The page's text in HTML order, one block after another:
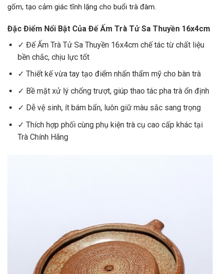
gốm, tạo cảm giác tĩnh lặng cho buổi trà đàm.
Đặc Điểm Nổi Bật Của Đế Ấm Trà Tử Sa Thuyền 16x4cm
✓ Đế Ấm Trà Tử Sa Thuyền 16x4cm chế tác từ chất liệu
bền chắc, chịu lực tốt
✓ Thiết kế vừa tay tạo điểm nhấn thẩm mỹ cho bàn trà
✓ Bề mặt xử lý chống trượt, giúp thao tác pha trà ổn định
✓ Dễ vệ sinh, ít bám bẩn, luôn giữ màu sắc sang trọng
✓ Thích hợp phối cùng phụ kiện trà cụ cao cấp khác tại
Trà Chính Hãng